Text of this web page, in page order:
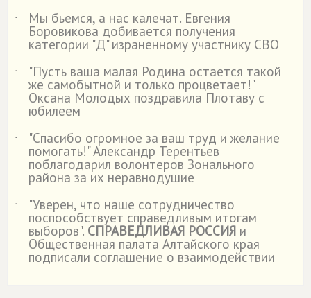
˙
Мы бьемся, а нас калечат. Евгения
Боровикова добивается получения
категории "Д" израненному участнику СВО
˙
"Пусть ваша малая Родина остается такой
же самобытной и только процветает!"
Оксана Молодых поздравила Плотаву с
юбилеем
˙
"Спасибо огромное за ваш труд и желание
помогать!" Александр Терентьев
поблагодарил волонтеров Зонального
района за их неравнодушие
˙
"Уверен, что наше сотрудничество
поспособствует справедливым итогам
выборов". СПРАВЕДЛИВАЯ РОССИЯ и
Общественная палата Алтайского края
подписали соглашение о взаимодействии